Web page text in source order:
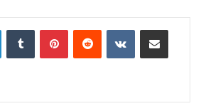
ar
e
LinkedInTumblrPinterestReddit VKontakteShare via Email